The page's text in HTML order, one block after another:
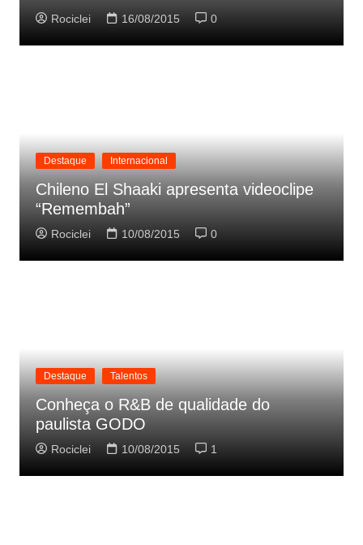
Rociclei 16/08/2015 0
Destaque Internacional
Chileno El Shaaki apresenta videoclipe
“Remembah”
Rociclei 10/08/2015 0
Destaque Talentos
Conheça o R&B de qualidade do
paulista GODO
Rociclei 10/08/2015 1